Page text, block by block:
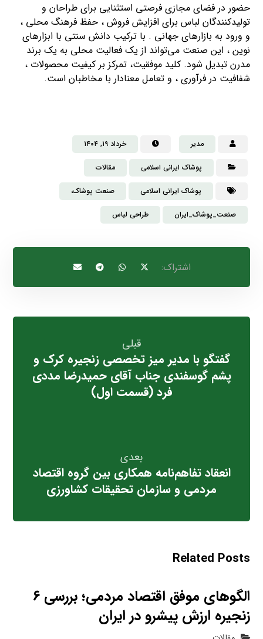
حضور در فضای مجازی فرصتی استثنایی برای طراحان و
تولیدکنندگان لباس برای افزایش فروش ، حفظ فرهنگ محلی ،
و ورود به بازارهای جهانی . با ترکیب دانش سنتی با ابزارهای
نوین ، این صنعت می‌تواند از یک فعالیت محلی به یک برند
مدرن تبدیل شود. کلید موفقیت، تمرکز بر کیفیت محصولات ،
شفافیت در فرآوری ، و تعامل معنادار با مخاطبان است.
مدیر خرداد ۱۹, ۱۴۰۴
پوشاک ایرانی اسلامی مقالات
پوشاک ایرانی اسلامی صنعت پوشاک،
صنعت_پوشاک_ایران طراحی لباس
قبلی
گفتگو با مدیر میز تخصصی زنجیره کرک و
پشم گوسفندی جناب آقای حمیدرضا مددی
فرد (قسمت اول)
بعدی
انعقاد تفاهم‌نامه همکاری بین گروه اقتصاد
مردمی و سازمان تحقیقات کشاورزی
Related Posts
الگوهای موفق اقتصاد مردمی؛ بررسی ۶
زنجیره ارزش پیشرو در ایران